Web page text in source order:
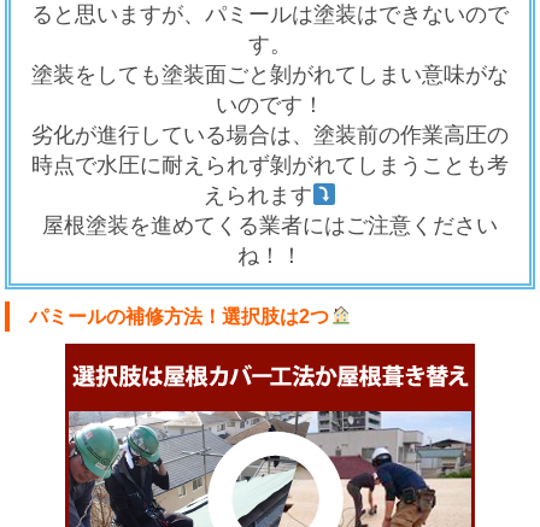
ると思いますが、 パミールは塗装はできないので
す。
塗装をしても塗装面ごと剝がれてしまい意味がな
いのです！
劣化が進行している場合は、塗装前の作業高圧の
時点で水圧に耐えられず剝がれてしまうことも考
えられます
屋根塗装を進めてくる業者にはご注意ください
ね！！
パミールの補修方法！選択肢は2つ